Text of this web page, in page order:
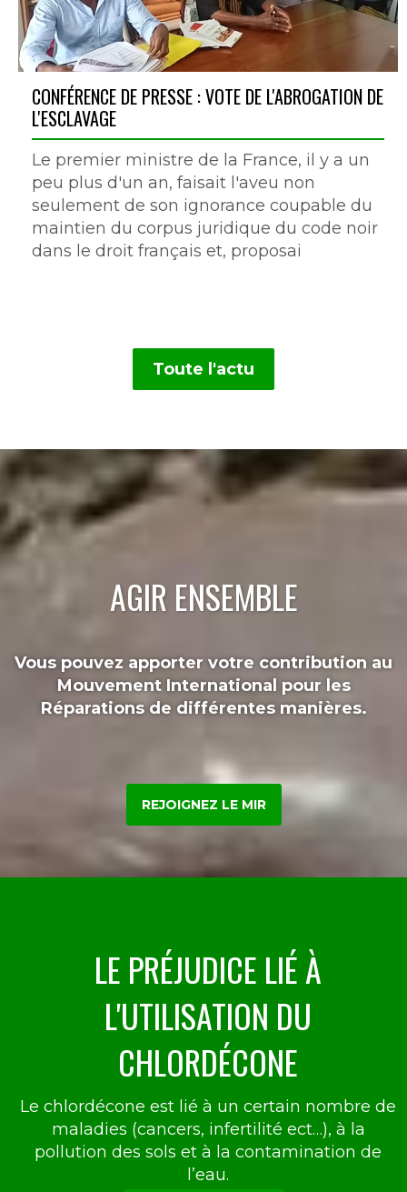
CONFÉRENCE DE PRESSE : VOTE DE L'ABROGATION DE
L'ESCLAVAGE
Le premier ministre de la France, il y a un
peu plus d'un an, faisait l'aveu non
seulement de son ignorance coupable du
maintien du corpus juridique du code noir
dans le droit français et, proposai
Toute l'actu
AGIR ENSEMBLE
Vous pouvez apporter votre contribution au
Mouvement International pour les
Réparations de différentes manières.
REJOIGNEZ LE MIR
LE PRÉJUDICE LIÉ À
L'UTILISATION DU
CHLORDÉCONE
Le chlordécone est lié à un certain nombre de
maladies (cancers, infertilité ect…), à la
pollution des sols et à la contamination de
l’eau.